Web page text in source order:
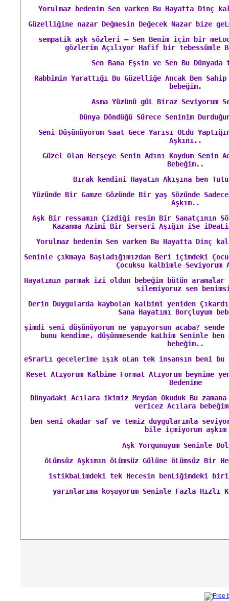
Yorulmaz bedenim Sen varken Bu Hayatta Dinç
Güzelliğine nazar Değmesin Değecek Nazar bize
sempatik aşk sözleri – Sen Benim için bir
gözlerim Açılıyor Hafif bir tebessümle
Sen Bana Eşsin ve Sen Bu Dünyada
Rabbimin Yarattığı Bu Güzelliğe Ancak Ben Sahip
bebeğim.
Asma Yüzünü güL Biraz Seviyorum
Dünya Döndüğü Sürece Seninim
Seni Düşünüyorum Saat Gece Yarısı OLdu
Aşkını..
Güzel Olan Herşeye Senin Adını Koydum Senin
Bebeğim..
Bırak kendini Hayatın Akışına ben
Yüzünde Bir Gamze Gözünde Bir yaş Sözünde
Aşkım..
Aşk Bir ressamın Çizdiği resim Bir Sanatçının
Kazanma Azimi Bir Serseri Aşığın iSe
Yorulmaz bedenim Sen varken Bu Hayatta Dinç
Seninle çıkmaya Başladığımızdan Beri içimdeki
Çocuksu kalbimle Seviyorum
Hayatımın parmak izi oldun bebeğim bütün
silemiyoruz sen
Derin Duygularda kaybolan kalbimi yeniden
Sana Hayatımı Borçluyum
şimdi seni düşünüyorum ne yapıyorsun acaba? sende
bunu kendime, düşünmesende kaLbim Seninle
bebeğim..
eSrarLı gecelerime ışık oLan tek insansın beni bu
Reset Atıyorum Kalbime Format Atıyorum beynime
Bedenime
Dünyadaki Acılara ikimiz Meydan Okuduk Bu
vericez Acılara
ben seni okadar saf ve temiz duygularımla
bile içmiyorum aşkım
Aşk Yorgunuyum Seninle
öLümsüz Aşkımın öLümsüz Gülüne öLümsüz Bir
istikbaLimdeki tek Hecesin benLiğimdeki
yarınlarıma koşuyorum Seninle Fazla Hızlı